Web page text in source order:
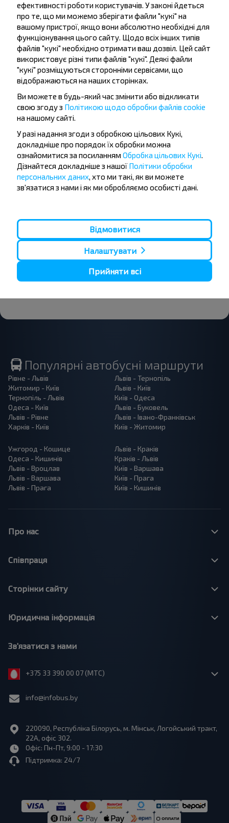
Аэродромная
Жодинская
Лесная
Дружная
Соколиный Край
Бажаєте
подорожувати
дешевше?
подорожуй з нами дешевше!
Підписатися
Популярні автобусні маршрути
Рівне - Львів
Житомир - Київ
Тернопіль - Львів
Одеса - Київ
Львів - Рівне
Харків - Київ
Львів - Тернопіль
Львів - Київ
Київ - Одеса
Львів - Буковель
Львів - Івано-Франківськ
Київ - Житомир
Ужгород - Кошице
Одеса - Кишинів
Львів - Вроцлав
Львів - Варшава
Львів - Прага
Львів - Краків
Краків - Львів
Київ - Варшава
Київ - Прага
Київ - Кишинів
Про нас
Співпраця
Сторінки сайту
Юридична інформація
Зв'язатися з нами
+375 33 390 00 07 (МТС)
info@infobus.by
220090, Республіка Білорусь, м. Мінськ, Логойський тракт,
22А, офіс 302.
Офіс: Пн-Пт, 9:00 - 17:30
Підтримка: 24/7
ефективності роботи користувачів. У законі йдеться
про те, що ми можемо зберігати файли "кукі" на
вашому пристрої, якщо вони абсолютно необхідні для
функціонування цього сайту. Щодо всіх інших типів
файлів "кукі" необхідно отримати ваш дозвіл. Цей сайт
використовує різні типи файлів "кукі". Деякі файли
"кукі" розміщуються сторонніми сервісами, що
відображаються на наших сторінках.
Ви можете в будь-який час змінити або відкликати
свою згоду з Політикою щодо обробки файлів cookie
на нашому сайті.
У разі надання згоди з обробкою цільових Кукі,
докладніше про порядок їх обробки можна
ознайомитися за посиланням Обробка цільових Кукі.
Дізнайтеся докладніше з нашої Політики обробки
персональних даних, хто ми такі, як ви можете
зв'язатися з нами і як ми обробляємо особисті дані.
Відмовитися
Налаштувати
Прийняти всі